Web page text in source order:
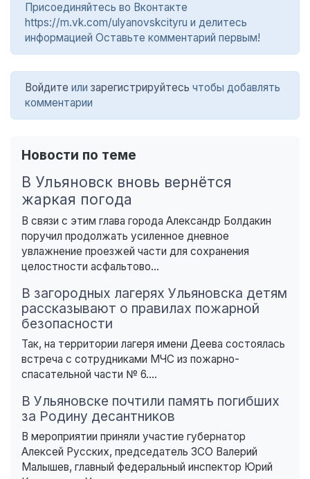
Присоединяйтесь во Вконтакте
https://m.vk.com/ulyanovskcityru и делитесь
информацией Оставьте комментарий первым!
Войдите или зарегистрируйтесь чтобы добавлять
комментарии
Новости по теме
В Ульяновск вновь вернётся
жаркая погода
В связи с этим глава города Александр Болдакин
поручил продолжать усиленное дневное
увлажнение проезжей части для сохранения
целостности асфальтово...
В загородных лагерях Ульяновска детям
рассказывают о правилах пожарной
безопасности
Так, на территории лагеря имени Деева состоялась
встреча с сотрудниками МЧС из пожарно-
спасательной части № 6....
В Ульяновске почтили память погибших
за Родину десантников
В мероприятии приняли участие губернатор
Алексей Русских, председатель ЗСО Валерий
Малышев, главный федеральный инспектор Юрий